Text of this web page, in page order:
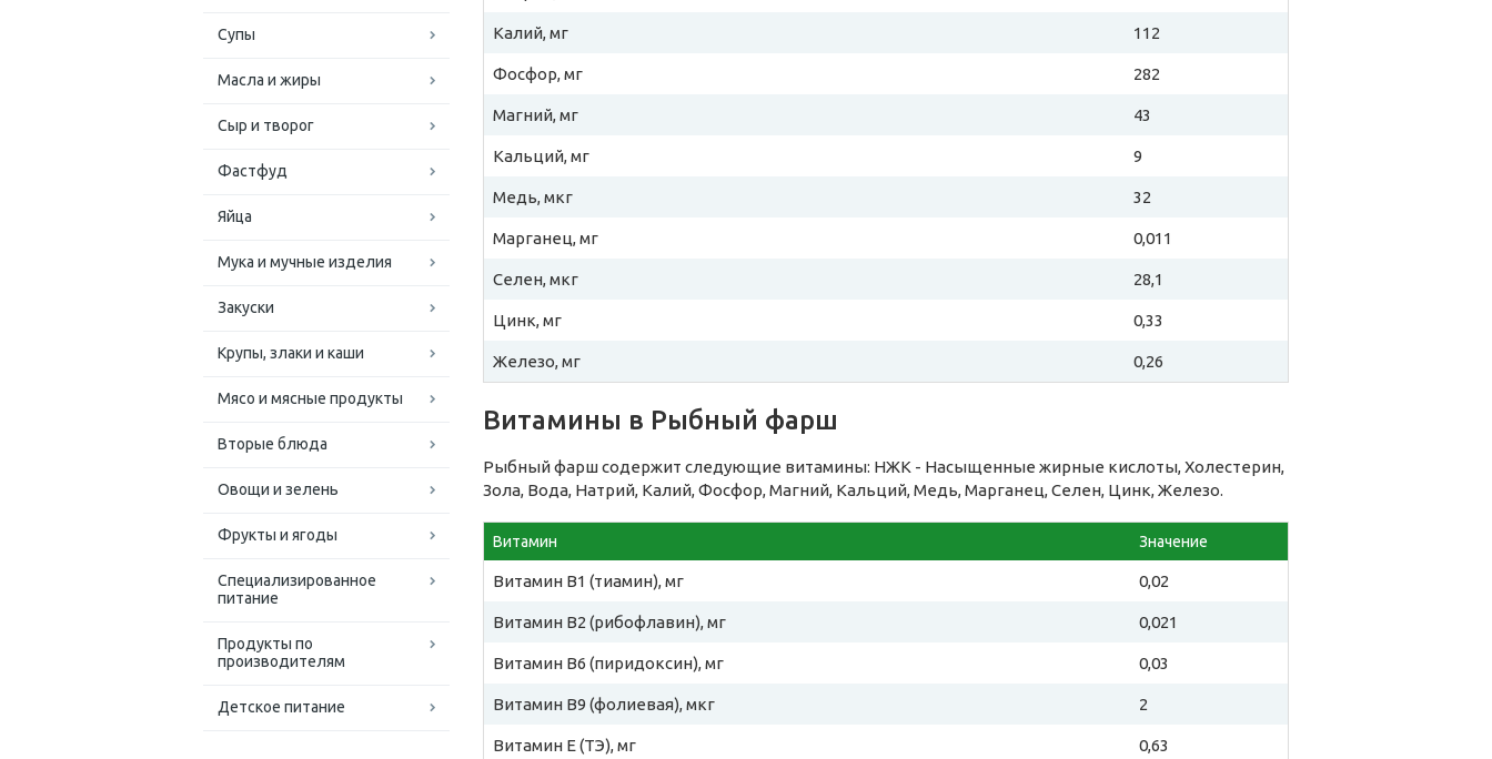
Супы
Масла и жиры
Сыр и творог
Фастфуд
Яйца
Мука и мучные изделия
Закуски
Крупы, злаки и каши
Мясо и мясные продукты
Вторые блюда
Овощи и зелень
Фрукты и ягоды
Специализированное
питание
Продукты по
производителям
Детское питание
Калий, мг 112
Фосфор, мг 282
Магний, мг 43
Кальций, мг 9
Медь, мкг 32
Марганец, мг 0,011
Селен, мкг 28,1
Цинк, мг 0,33
Железо, мг 0,26
Витамины в Рыбный фарш
Рыбный фарш содержит следующие витамины: НЖК - Насыщенные жирные кислоты, Холестерин,
Зола, Вода, Натрий, Калий, Фосфор, Магний, Кальций, Медь, Марганец, Селен, Цинк, Железо.
Витамин Значение
Витамин B1 (тиамин), мг 0,02
Витамин B2 (рибофлавин), мг 0,021
Витамин B6 (пиридоксин), мг 0,03
Витамин B9 (фолиевая), мкг 2
Витамин E (ТЭ), мг 0,63